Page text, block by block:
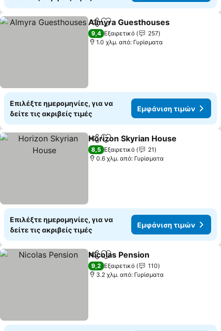
Κοινοποίηση
Προσθήκη στα αγαπημένα
Almyra Guesthouses
9,4 Εξαιρετικό
257
1.0 χλμ. από: Γυρίσματα
Επιλέξτε ημερομηνίες, για να
δείτε τις ακριβείς τιμές
Εμφάνιση τιμών
Κοινοποίηση
Προσθήκη στα αγαπημένα
Horizon Skyrian House
8,5 Εξαιρετικό
21
0.6 χλμ. από: Γυρίσματα
Επιλέξτε ημερομηνίες, για να
δείτε τις ακριβείς τιμές
Εμφάνιση τιμών
Κοινοποίηση
Προσθήκη στα αγαπημένα
Nicolas Pension
9,2 Εξαιρετικό
110
3.2 χλμ. από: Γυρίσματα